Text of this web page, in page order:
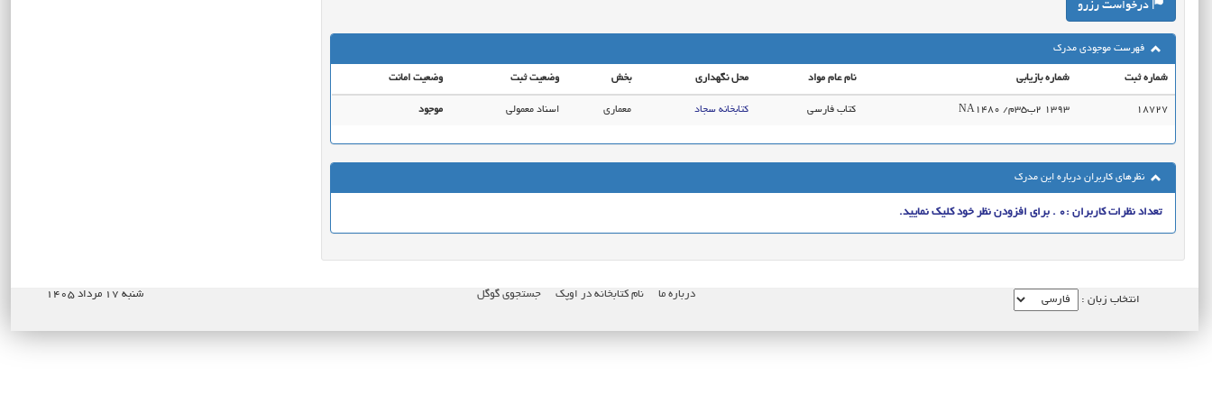
درخواست رزرو
فهرست موجودی مدرک
شماره ثبت شماره بازیابی نام عام مواد محل نگهداری بخش وضعیت ثبت وضعیت امانت
18727 NA1480 ‭/م35ب2 1393 کتاب فارسی کتابخانه سجاد معماری اسناد معمولی موجود
نظرهای کاربران درباره این مدرک
تعداد نظرات کاربران :0 . برای افزودن نظر خود کلیک نمایید.
درباره ما نام کتابخانه در اوپک جستجوی گوگل شنبه ۱۷ مرداد ۱۴۰۵ انتخاب زبان :